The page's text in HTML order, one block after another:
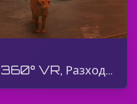
Затворът | Stray | 360° VR, Разходка, Геймплей, Без коментар, 4K